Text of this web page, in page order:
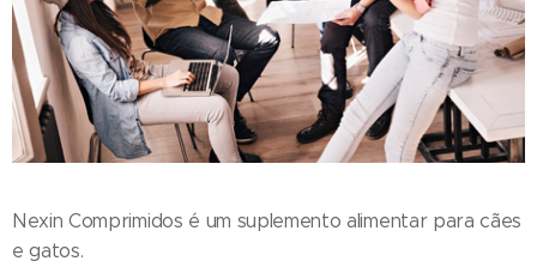
Nexin Comprimidos é um suplemento alimentar para cães
e gatos.